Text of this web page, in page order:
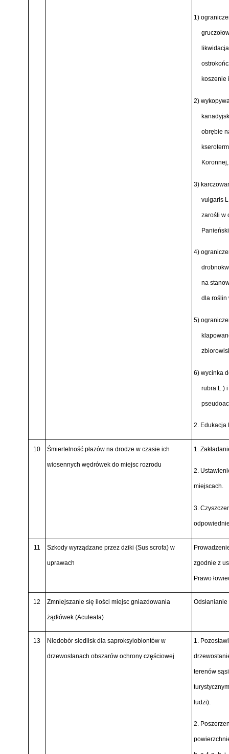
1)
koszenie
2)
obrębie
Koronnej,
3)
vulgaris
zarośli w
4)
na
dla roślin
5)
6) wycinka
rubra L.) i
2. Edukacja
10 Śmiertelność płazów na drodze w czasie ich
wiosennych wędrówek do miejsc rozrodu
1.
2.
miejscach.
3.
11 Szkody wyrządzane przez dziki (Sus scrofa)w
uprawach zgodnie z
Prawo
12 Zmniejszanie się ilości miejsc gniazdowania
żądłówek (Aculeata)
13 Niedobór siedlisk dla saproksylobiontów w
drzewostanach obszarów ochrony częściowej
1.
terenów
ludzi).
2.